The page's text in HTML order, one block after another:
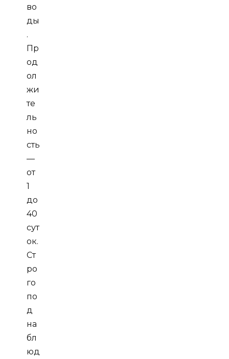
во
ды
.
Пр
од
ол
жи
те
ль
но
сть
—
от
1
до
40
сут
ок.
Ст
ро
го
по
д
на
бл
юд